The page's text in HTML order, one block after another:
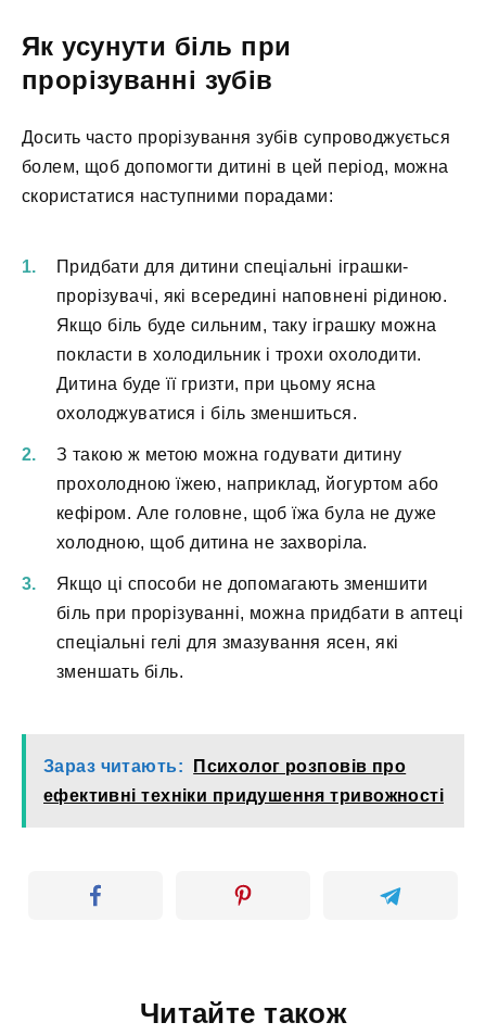
Як усунути біль при
прорізуванні зубів
Досить часто прорізування зубів супроводжується
болем, щоб допомогти дитині в цей період, можна
скористатися наступними порадами:
Придбати для дитини спеціальні іграшки-
прорізувачі, які всередині наповнені рідиною.
Якщо біль буде сильним, таку іграшку можна
покласти в холодильник і трохи охолодити.
Дитина буде її гризти, при цьому ясна
охолоджуватися і біль зменшиться.
З такою ж метою можна годувати дитину
прохолодною їжею, наприклад, йогуртом або
кефіром. Але головне, щоб їжа була не дуже
холодною, щоб дитина не захворіла.
Якщо ці способи не допомагають зменшити
біль при прорізуванні, можна придбати в аптеці
спеціальні гелі для змазування ясен, які
зменшать біль.
Зараз читають:
Психолог розповів про
ефективні техніки придушення тривожності
Читайте також